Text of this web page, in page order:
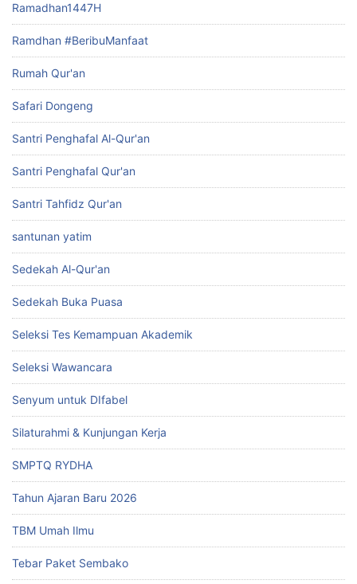
Ramadhan1447H
Ramdhan #BeribuManfaat
Rumah Qur'an
Safari Dongeng
Santri Penghafal Al-Qur'an
Santri Penghafal Qur'an
Santri Tahfidz Qur'an
santunan yatim
Sedekah Al-Qur'an
Sedekah Buka Puasa
Seleksi Tes Kemampuan Akademik
Seleksi Wawancara
Senyum untuk DIfabel
Silaturahmi & Kunjungan Kerja
SMPTQ RYDHA
Tahun Ajaran Baru 2026
TBM Umah Ilmu
Tebar Paket Sembako